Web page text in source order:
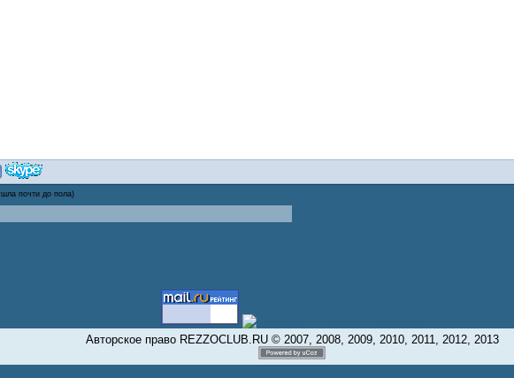
почти до пола)
Авторское право REZZOCLUB.RU © 2007, 2008, 2009, 2010, 2011, 2012, 2013